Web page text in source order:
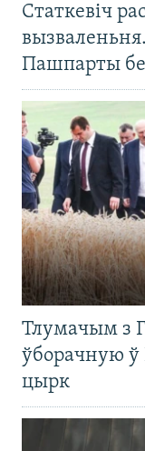
Статкевіч
Пашпарты
Тлумачым з
ўборачную ў
цырк